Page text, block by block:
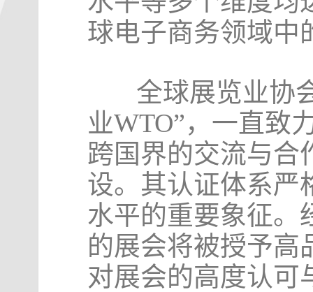
球电子商务领域中
全球展览业协会
业WTO”，一直致
跨国界的交流与合
设。其认证体系严
水平的重要象征。
的展会将被授予高
对展会的高度认可